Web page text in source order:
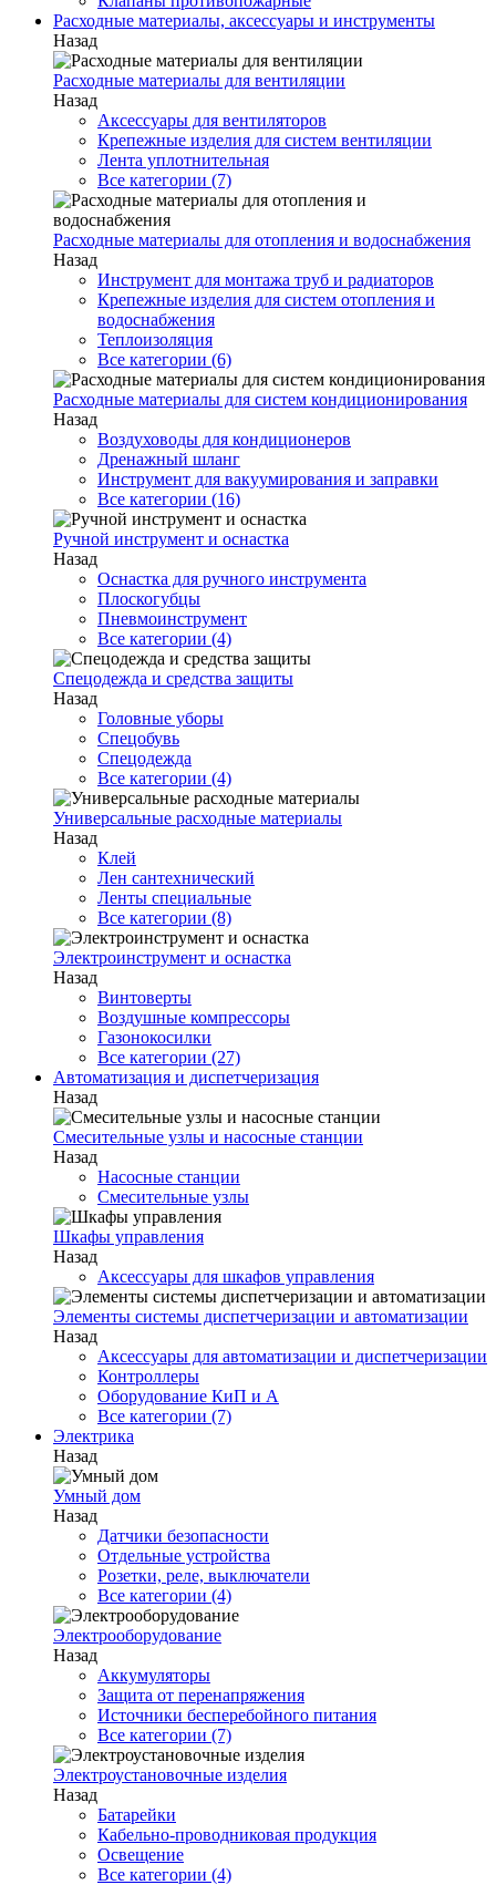
Расходные материалы, аксессуары и инструменты
Назад
Расходные материалы для вентиляции
Назад
Аксессуары для вентиляторов
Крепежные изделия для систем вентиляции
Лента уплотнительная
Все категории (7)
Расходные материалы для отопления и водоснабжения
Назад
Инструмент для монтажа труб и радиаторов
Крепежные изделия для систем отопления и
водоснабжения
Теплоизоляция
Все категории (6)
Расходные материалы для систем кондиционирования
Назад
Воздуховоды для кондиционеров
Дренажный шланг
Инструмент для вакуумирования и заправки
Все категории (16)
Ручной инструмент и оснастка
Назад
Оснастка для ручного инструмента
Плоскогубцы
Пневмоинструмент
Все категории (4)
Спецодежда и средства защиты
Назад
Головные уборы
Спецобувь
Спецодежда
Все категории (4)
Универсальные расходные материалы
Назад
Клей
Лен сантехнический
Ленты специальные
Все категории (8)
Электроинструмент и оснастка
Назад
Винтоверты
Воздушные компрессоры
Газонокосилки
Все категории (27)
Автоматизация и диспетчеризация
Назад
Смесительные узлы и насосные станции
Назад
Насосные станции
Смесительные узлы
Шкафы управления
Назад
Аксессуары для шкафов управления
Элементы системы диспетчеризации и автоматизации
Назад
Аксессуары для автоматизации и диспетчеризации
Контроллеры
Оборудование КиП и А
Все категории (7)
Электрика
Назад
Умный дом
Назад
Датчики безопасности
Отдельные устройства
Розетки, реле, выключатели
Все категории (4)
Электрооборудование
Назад
Аккумуляторы
Защита от перенапряжения
Источники бесперебойного питания
Все категории (7)
Электроустановочные изделия
Назад
Батарейки
Кабельно-проводниковая продукция
Освещение
Все категории (4)